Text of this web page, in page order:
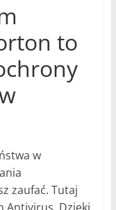
to
w
zaufać. Tutaj